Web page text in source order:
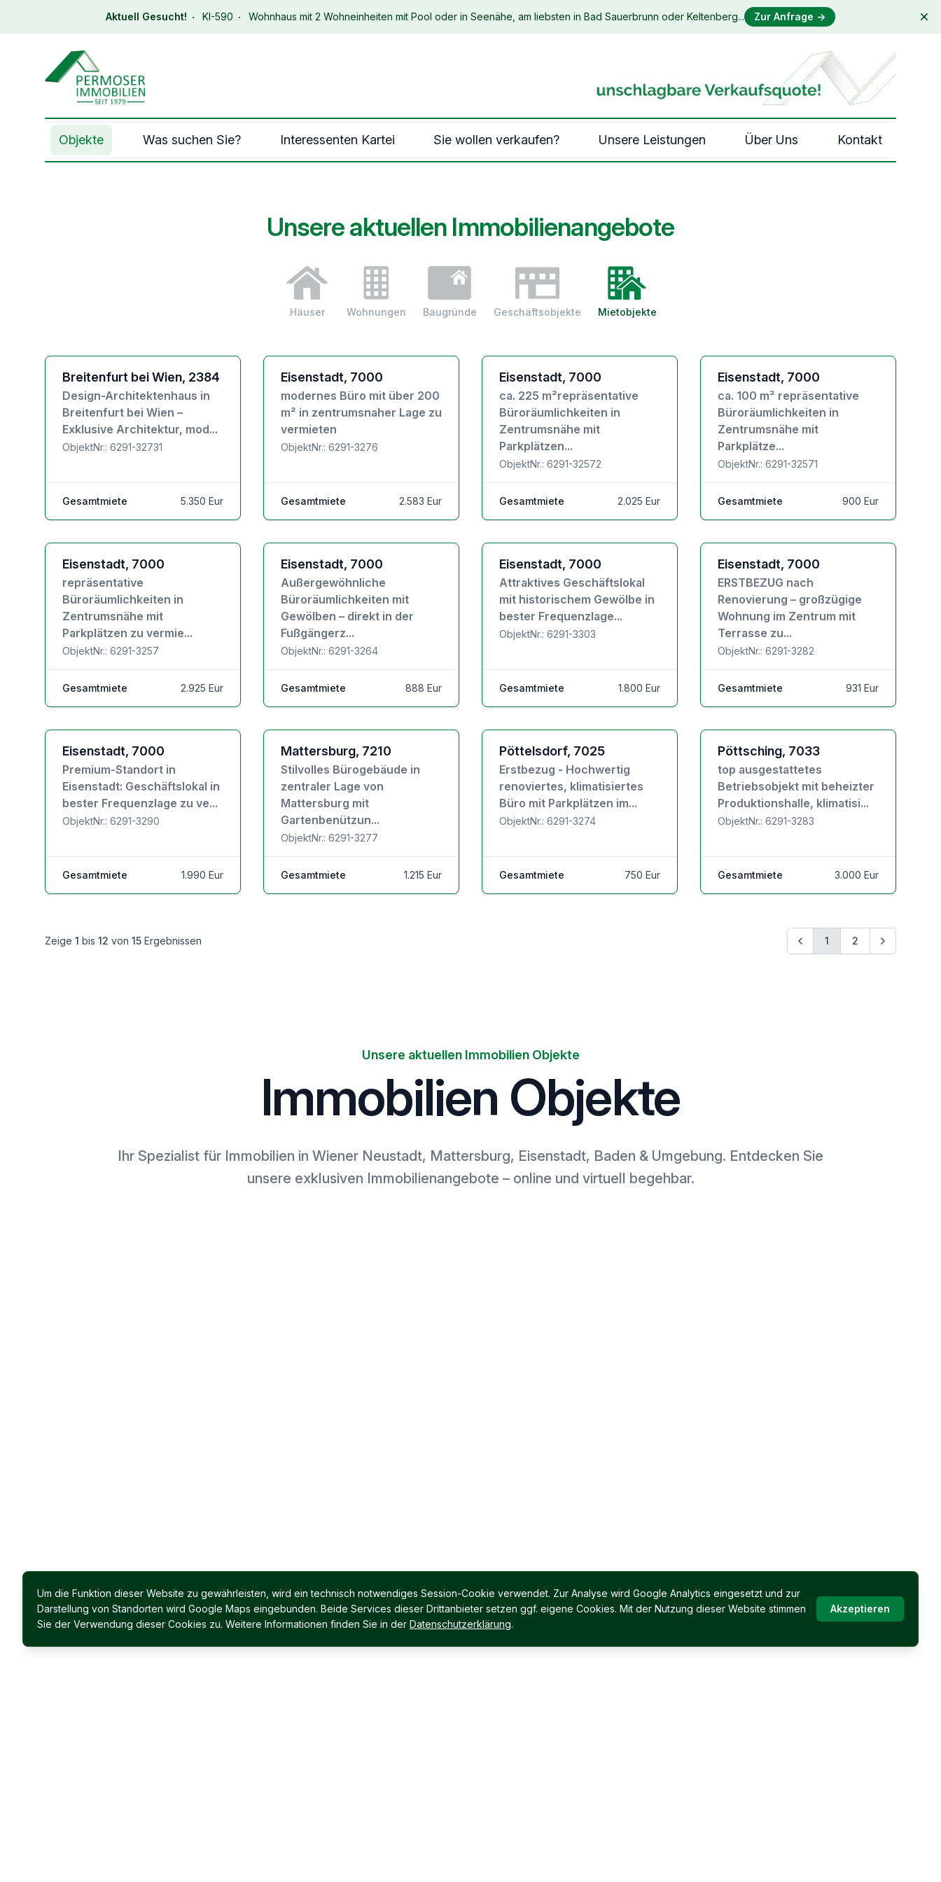
Aktuell Gesucht! KI-590 Wohnhaus mit 2 Wohneinheiten mit Pool oder in Seenähe, am liebsten in Bad Sauerbrunn oder Keltenberg... Zur Anfrage →
Immobilien Permoser Logo
Objekte Was suchen Sie? Interessenten Kartei Sie wollen verkaufen? Unsere Leistungen Über Uns Kontakt
Unsere aktuellen Immobilienangebote
Häuser Wohnungen Baugründe Geschäftsobjekte Mietobjekte
Zu den Objektdetails
Breitenfurt bei Wien, 2384
Design-Architektenhaus in
Breitenfurt bei Wien –
Exklusive Architektur, mod...
ObjektNr.: 6291-32731
Gesamtmiete 5.350 Eur
Zu den Objektdetails
Eisenstadt, 7000
modernes Büro mit über 200
m² in zentrumsnaher Lage zu
vermieten
ObjektNr.: 6291-3276
Gesamtmiete 2.583 Eur
Zu den Objektdetails
Eisenstadt, 7000
ca. 225 m²repräsentative
Büroräumlichkeiten in
Zentrumsnähe mit
Parkplätzen...
ObjektNr.: 6291-32572
Gesamtmiete 2.025 Eur
Zu den Objektdetails
Eisenstadt, 7000
ca. 100 m² repräsentative
Büroräumlichkeiten in
Zentrumsnähe mit
Parkplätze...
ObjektNr.: 6291-32571
Gesamtmiete 900 Eur
Zu den Objektdetails
Eisenstadt, 7000
repräsentative
Büroräumlichkeiten in
Zentrumsnähe mit
Parkplätzen zu vermie...
ObjektNr.: 6291-3257
Gesamtmiete 2.925 Eur
Zu den Objektdetails
Eisenstadt, 7000
Außergewöhnliche
Büroräumlichkeiten mit
Gewölben – direkt in der
Fußgängerz...
ObjektNr.: 6291-3264
Gesamtmiete 888 Eur
Zu den Objektdetails
Eisenstadt, 7000
Attraktives Geschäftslokal
mit historischem Gewölbe in
bester Frequenzlage...
ObjektNr.: 6291-3303
Gesamtmiete 1.800 Eur
Zu den Objektdetails
Eisenstadt, 7000
ERSTBEZUG nach
Renovierung – großzügige
Wohnung im Zentrum mit
Terrasse zu...
ObjektNr.: 6291-3282
Gesamtmiete 931 Eur
Zu den Objektdetails
Eisenstadt, 7000
Premium-Standort in
Eisenstadt: Geschäftslokal in
bester Frequenzlage zu ve...
ObjektNr.: 6291-3290
Gesamtmiete 1.990 Eur
Zu den Objektdetails
Mattersburg, 7210
Stilvolles Bürogebäude in
zentraler Lage von
Mattersburg mit
Gartenbenützun...
ObjektNr.: 6291-3277
Gesamtmiete 1.215 Eur
Zu den Objektdetails
Pöttelsdorf, 7025
Erstbezug - Hochwertig
renoviertes, klimatisiertes
Büro mit Parkplätzen im...
ObjektNr.: 6291-3274
Gesamtmiete 750 Eur
Zu den Objektdetails
Pöttsching, 7033
top ausgestattetes
Betriebsobjekt mit beheizter
Produktionshalle, klimatisi...
ObjektNr.: 6291-3283
Gesamtmiete 3.000 Eur
Zeige 1 bis 12 von 15 Ergebnissen 1 2
Unsere aktuellen Immobilien Objekte
Immobilien Objekte
Ihr Spezialist für Immobilien in Wiener Neustadt, Mattersburg, Eisenstadt, Baden & Umgebung. Entdecken Sie
unsere exklusiven Immobilienangebote – online und virtuell begehbar.
Um die Funktion dieser Website zu gewährleisten, wird ein technisch notwendiges Session-Cookie verwendet. Zur Analyse wird Google Analytics eingesetzt und zur
Darstellung von Standorten wird Google Maps eingebunden. Beide Services dieser Drittanbieter setzen ggf. eigene Cookies. Mit der Nutzung dieser Website stimmen
Sie der Verwendung dieser Cookies zu. Weitere Informationen finden Sie in der Datenschutzerklärung.
Akzeptieren